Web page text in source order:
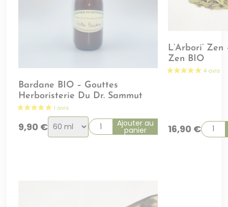
Bardane BIO – Gouttes
Herboristerie Du Dr. Sammut
9,90 €Choix
de
Ajouter au
panier
L’Arbori’ Zen
Zen BIO
16,90 €